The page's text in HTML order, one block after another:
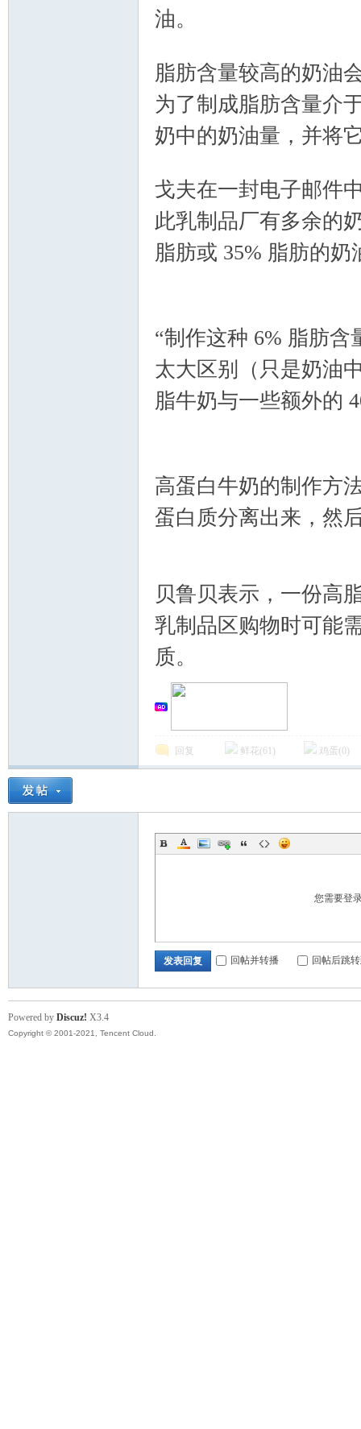
油。
脂肪含量较高的奶油
为了制成脂肪含量介
奶中的奶油量，并将
戈夫在一封电子邮件
此乳制品厂有多余的
脂肪或 35% 脂肪的
“制作这种 6% 脂肪
太大区别（只是奶油
脂牛奶与一些额外的
高蛋白牛奶的制作方
蛋白质分离出来，然
贝鲁贝表示，一份高
乳制品区购物时可能
质。
回复 鲜花(61 ) 鸡蛋( 0 )
您需要登
发表回复 回帖并转播 回帖后跳
Powered by Discuz! X3.4
Copyright © 2001-2021, Tencent Cloud.